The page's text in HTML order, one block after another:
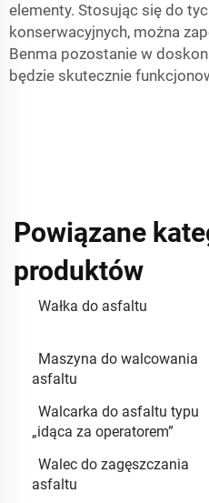
elementy. Stosując się do
konserwacyjnych, można
Benma pozostanie w
będzie skutecznie
Powiązane
produktów
Wałka do asfaltu
Maszyna do walcowania
asfaltu
Walcarka do asfaltu typu
„idąca za operatorem”
Walec do zagęszczania
asfaltu